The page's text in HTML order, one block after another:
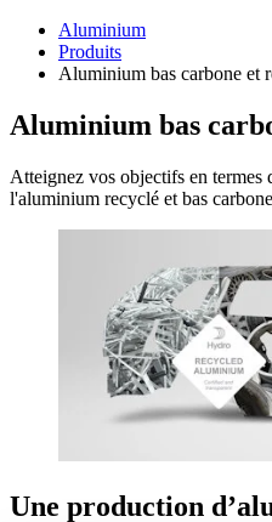
Aluminium
Produits
Aluminium bas carbone et
Aluminium bas
Atteignez vos objectifs en termes
l'aluminium recyclé et bas
Une production